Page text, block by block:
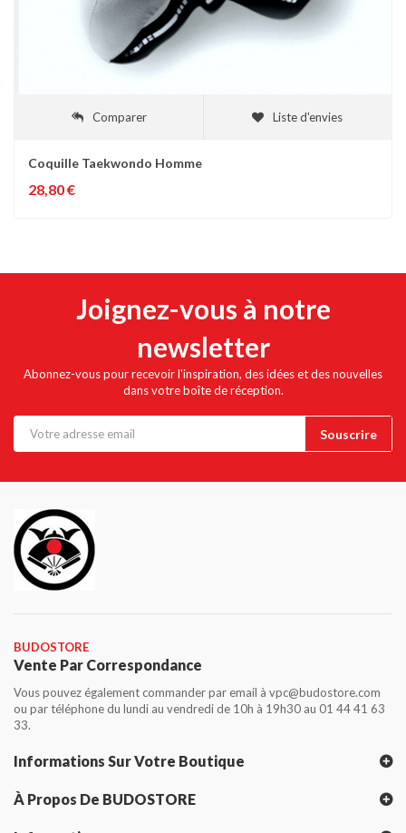
Comparer Liste d'envies
Coquille Taekwondo Homme
28,80 €
Joignez-vous à notre
newsletter
Abonnez-vous pour recevoir l'inspiration, des idées et des nouvelles
dans votre boîte de réception.
BUDOSTORE
Vente Par Correspondance
Vous pouvez également commander par email à vpc@budostore.com
ou par téléphone du lundi au vendredi de 10h à 19h30 au 01 44 41 63
33.
Informations Sur Votre Boutique
À Propos De BUDOSTORE